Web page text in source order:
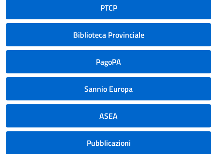
PTCP
Biblioteca Provinciale
PagoPA
Sannio Europa
ASEA
Pubblicazioni